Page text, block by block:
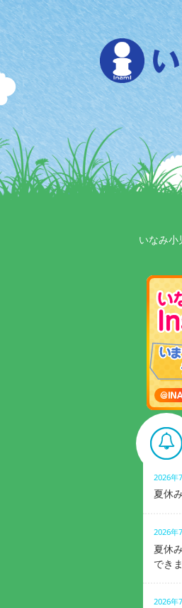
Skip
to
content
いなみ小
2026年
夏休
2026年
夏休
でき
2026年